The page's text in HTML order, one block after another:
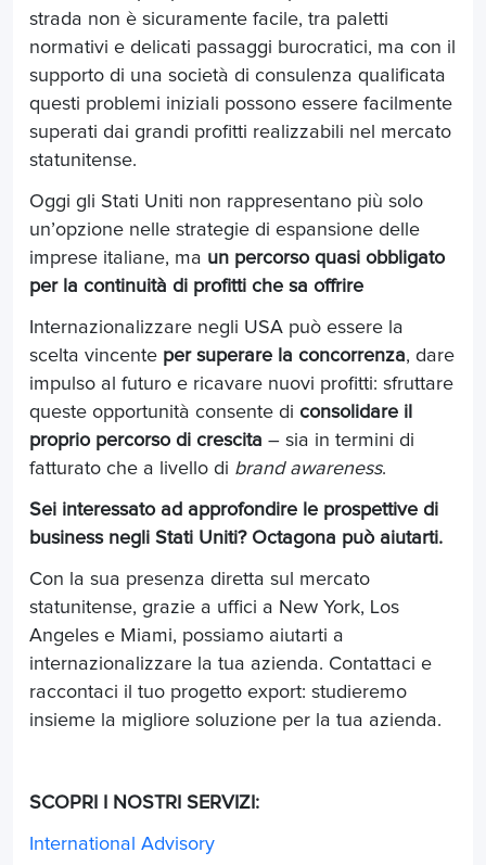
strada non è sicuramente facile, tra paletti
normativi e delicati passaggi burocratici, ma con il
supporto di una società di consulenza qualificata
questi problemi iniziali possono essere facilmente
superati dai grandi profitti realizzabili nel mercato
statunitense.
Oggi gli Stati Uniti non rappresentano più solo
un’opzione nelle strategie di espansione delle
imprese italiane, ma un percorso quasi obbligato
per la continuità di profitti che sa offrire
Internazionalizzare negli USA può essere la
scelta vincente per superare la concorrenza, dare
impulso al futuro e ricavare nuovi profitti: sfruttare
queste opportunità consente di consolidare il
proprio percorso di crescita – sia in termini di
fatturato che a livello di brand awareness.
Sei interessato ad approfondire le prospettive di
business negli Stati Uniti? Octagona può aiutarti.
Con la sua presenza diretta sul mercato
statunitense, grazie a uffici a New York, Los
Angeles e Miami, possiamo aiutarti a
internazionalizzare la tua azienda. Contattaci e
raccontaci il tuo progetto export: studieremo
insieme la migliore soluzione per la tua azienda.
SCOPRI I NOSTRI SERVIZI:
International Advisory